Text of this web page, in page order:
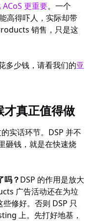
ACoS 更重要。一个
高得吓人，实际却带
销售，只是这
多少钱，请看我们的亚
真正值得做
实话环节。DSP 并不
砸钱，就是在快速烧
吗？DSP 的作用是放大
广告活动还在为垃
修好。否则 DSP 只
上。先打好地基，